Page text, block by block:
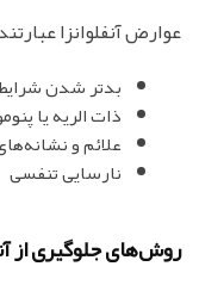
عوارض آنفلوانزا
بدتر شدن
ذات الریه یا
علائم و
نارسایی تنفسی
روش‌های جلوگیری از